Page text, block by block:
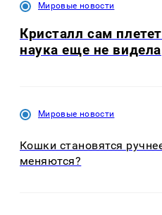
Мировые новости
Кристалл сам
наука еще не видела
Мировые новости
Кошки становятся
меняются?